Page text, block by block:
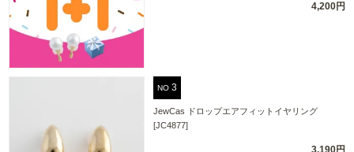
4,200円
NO
JewCas ドロップエアフィットイヤリング
[JC4877]